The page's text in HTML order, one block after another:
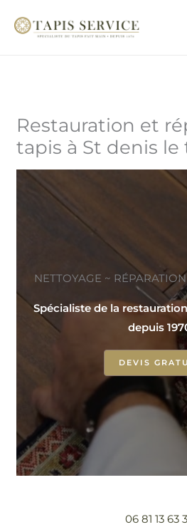
Restauration et
tapis à St denis
NETTOYAGE ~
Spécialiste de la
depuis
DEVIS
06 81 13 63